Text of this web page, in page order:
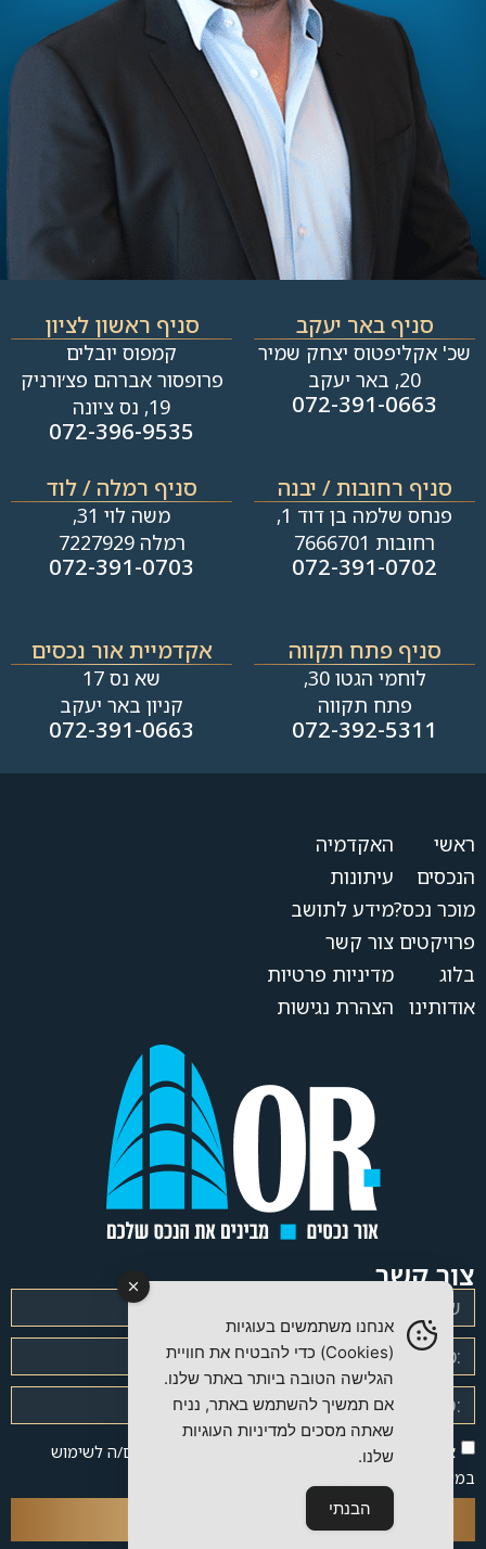
סניף באר יעקב
שכ' אקליפטוס יצחק שמיר
20, באר יעקב
072-391-0663
סניף ראשון לציון
קמפוס יובלים
פרופסור אברהם פצ׳ורניק
19, נס ציונה
072-396-9535
סניף רחובות / יבנה​
פנחס שלמה בן דוד 1,
רחובות 7666701
072-391-0702
סניף רמלה / לוד
משה לוי 31,
רמלה 7227929
072-391-0703
סניף פתח תקווה
לוחמי הגטו 30,
פתח תקווה
072-392-5311
אקדמיית אור נכסים
שא נס 17
קניון באר יעקב
072-391-0663
ראשי
הנכסים
מוכר נכס?
פרויקטים
בלוג
אודותינו
האקדמיה
עיתונות
מידע לתושב
צור קשר
מדיניות פרטיות
הצהרת נגישות
צור קשר
אני מאשר/ת את
של האתר ומסכים/ה לשימוש
במידע לצורך יצירת קשר.
אנחנו משתמשים בעוגיות
(Cookies) כדי להבטיח את חוויית
הגלישה הטובה ביותר באתר שלנו.
אם תמשיך להשתמש באתר, נניח
שאתה מסכים למדיניות העוגיות
שלנו.
הבנתי